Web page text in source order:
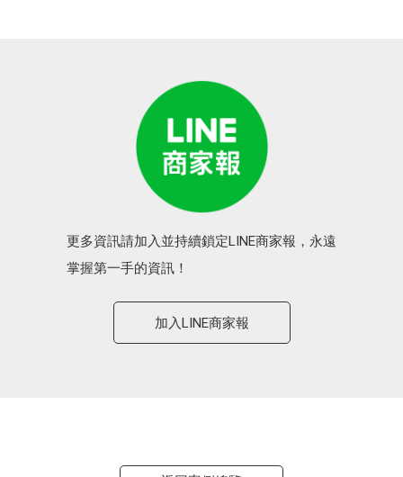
更多資訊請加入並持續鎖定LINE商家報，永遠
掌握第一手的資訊！
加入LINE商家報